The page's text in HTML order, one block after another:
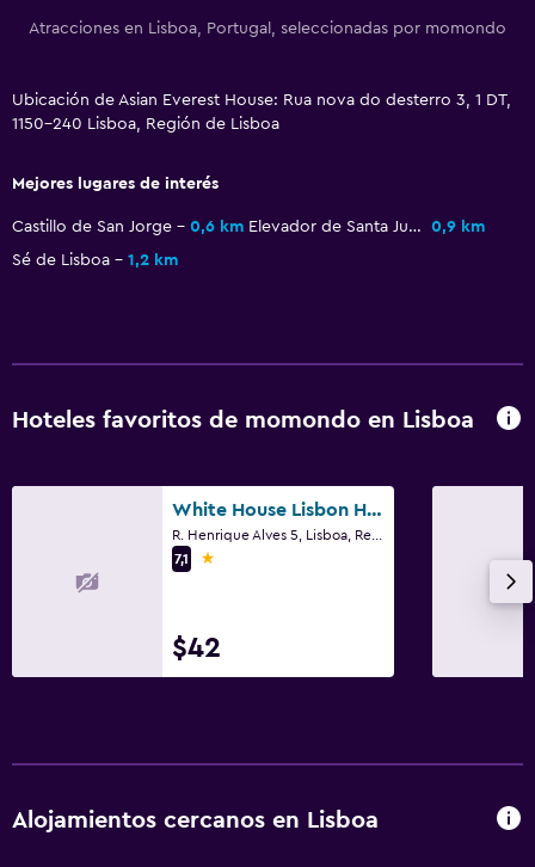
Lavandería
Plancha y tabla de planchar
Secadora
Lavadora
Lámpara de lectura
Salud y seguridad
Cámaras CCTV en zonas comunes
Zona de trabajo
Escritorio
Atracciones en Lisboa, Portugal, seleccionadas por momondo
Ubicación de Asian Everest House: Rua nova do desterro 3, 1 DT,
1150-240 Lisboa, Región de Lisboa
Mejores lugares de interés
Castillo de San Jorge 0,6 km Elevador de Santa Justa
0,9 km
Sé de Lisboa
1,2 km
Hoteles favoritos de momondo en Lisboa
White House Lisbon Hostel
7,1
1 estrella
$42
Alojamientos cercanos en Lisboa